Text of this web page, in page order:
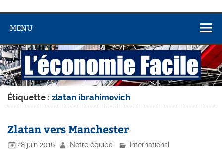
MENU
Étiquette :zlatan ibrahimovich
Zlatan vers Manchester
28 juin 2016 Notre équipe International